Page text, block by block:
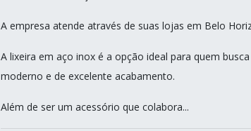
A empresa atende através de suas lojas em Belo
A lixeira em aço inox é a opção ideal para quem
moderno e de excelente acabamento.
Além de ser um acessório que colabora...